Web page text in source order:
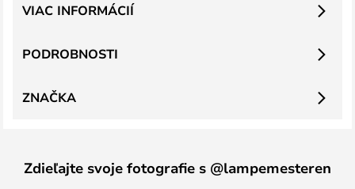
PODROBNOSTI
VIAC INFORMÁCIÍ
ZNAČKA
Zdieľajte svoje fotografie s @lampemesteren